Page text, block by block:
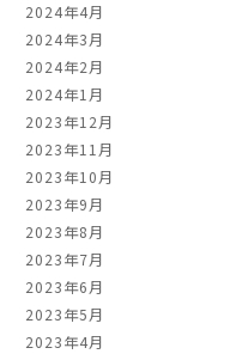
2024年4月
2024年3月
2024年2月
2024年1月
2023年12月
2023年11月
2023年10月
2023年9月
2023年8月
2023年7月
2023年6月
2023年5月
2023年4月